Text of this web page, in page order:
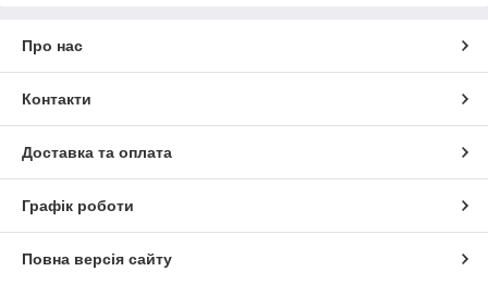
Про нас
Контакти
Доставка та оплата
Графік роботи
Повна версія сайту